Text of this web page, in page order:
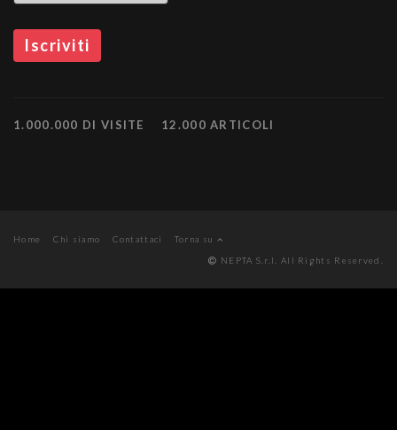
1.000.000 DI VISITE 12.000 ARTICOLI
Home Chi siamo Contattaci
Torna su
NEPTA S.r.l. All Rights Reserved.